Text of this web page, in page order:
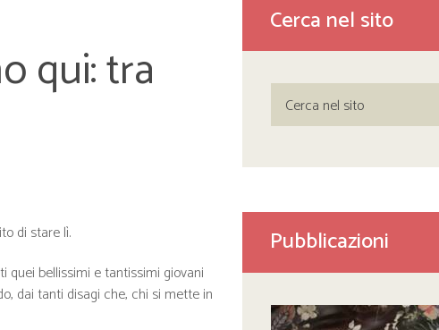
qui: tra
di stare lì.
quei bellissimi e tantissimi giovani
dai tanti disagi che, chi si mette in
Cerca nel sito
Pubblicazioni